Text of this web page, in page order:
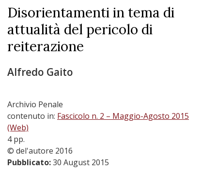
Disorientamenti in tema di
attualità del pericolo di
reiterazione
Alfredo Gaito
Archivio Penale
contenuto in: Fascicolo n. 2 – Maggio-Agosto 2015
(Web)
4 pp.
© del'autore 2016
Pubblicato:30 August 2015